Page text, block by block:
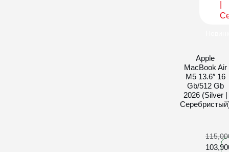
Apple
MacBook Air
M5 13.6″ 16
Gb/512 Gb
2026 (Silver |